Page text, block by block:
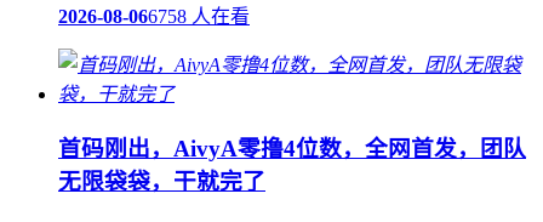
2026-08-066758 人在看
首码刚出，AivyA零撸4位数，全网首发，团队
无限袋袋，干就完了